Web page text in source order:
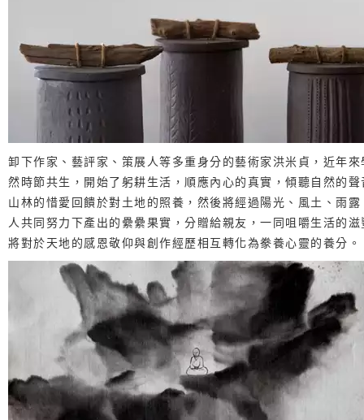
卸下作家、藝評家、策展人等多重身分的藝術家洪米貞，近年
然時節共生，開始了躬耕生活，順應內心的真實，傾聽自然的
山林的惜愛回饋於對土地的照養，然後將經過陽光、風土、雨
人共同努力下產出的纍纍果實，分贈給親友，一同咀嚼生活的
將對於天地的感恩敬仰與創作經歷相互轉化為豢養心靈的養分。